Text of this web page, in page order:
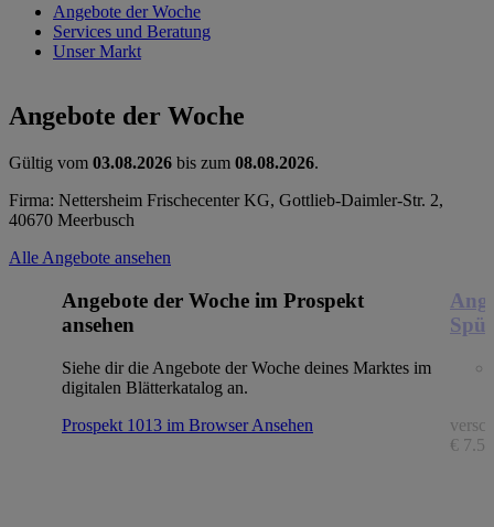
Angebote der Woche
Services und Beratung
Unser Markt
Angebote der Woche
Gültig vom 03.08.2026 bis zum 08.08.2026.
Firma: Nettersheim Frischecenter KG, Gottlieb-Daimler-Str. 2,
40670 Meerbusch
Alle Angebote ansehen
Angebote der Woche im Prospekt
ansehen
Siehe dir die Angebote der Woche deines Marktes im
digitalen Blätterkatalog an.
Prospekt 1013 im BrowserAnsehen
€